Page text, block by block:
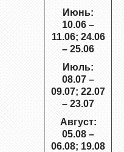
Июнь:
10.06 –
11.06; 24.06
– 25.06
Июль:
08.07 –
09.07; 22.07
– 23.07
Август:
05.08 –
06.08; 19.08